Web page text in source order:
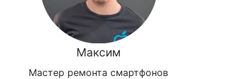
Максим
Мастер ремонта смартфонов